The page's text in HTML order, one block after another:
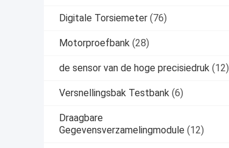
Digitale Torsiemeter (76)
Motorproefbank (28)
de sensor van de hoge precisiedruk (12)
Versnellingsbak Testbank (6)
Draagbare
Gegevensverzamelingmodule (12)